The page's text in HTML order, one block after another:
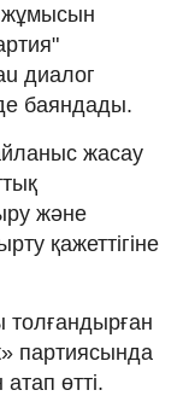
диалог
баяндады.
жасау
және
қажеттігіне
партиясында
өтті.